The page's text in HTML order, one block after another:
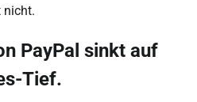
nicht.
PayPal sinkt auf
Tief.